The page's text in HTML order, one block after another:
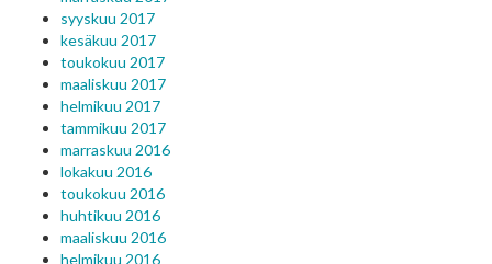
syyskuu 2017
kesäkuu 2017
toukokuu 2017
maaliskuu 2017
helmikuu 2017
tammikuu 2017
marraskuu 2016
lokakuu 2016
toukokuu 2016
huhtikuu 2016
maaliskuu 2016
helmikuu 2016